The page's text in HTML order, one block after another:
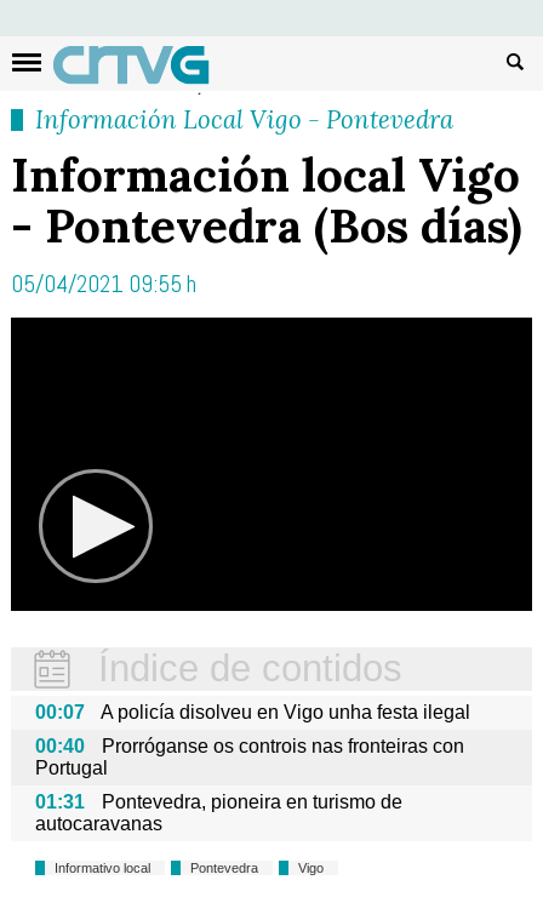
Información Local Vigo - Pontevedra
Información local Vigo
- Pontevedra (Bos días)
05/04/2021 09:55 h
Índice de contidos
00:07
A policía disolveu en Vigo unha festa ilegal
00:40
Prorróganse os controis nas fronteiras con
Portugal
01:31
Pontevedra, pioneira en turismo de
autocaravanas
Informativo local Pontevedra Vigo